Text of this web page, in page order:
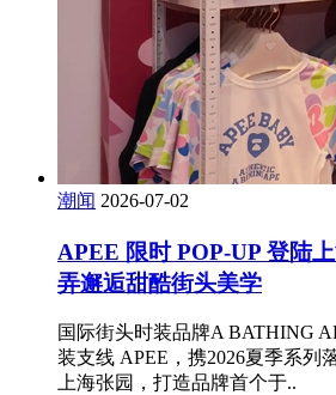
潮闻 2026-07-02
APEE 限时 POP-UP 登陆
弄邂逅甜酷街头美学
国际街头时装品牌A BATHING
装支线 APEE，携2026夏季系列
上海张园，打造品牌首个于..